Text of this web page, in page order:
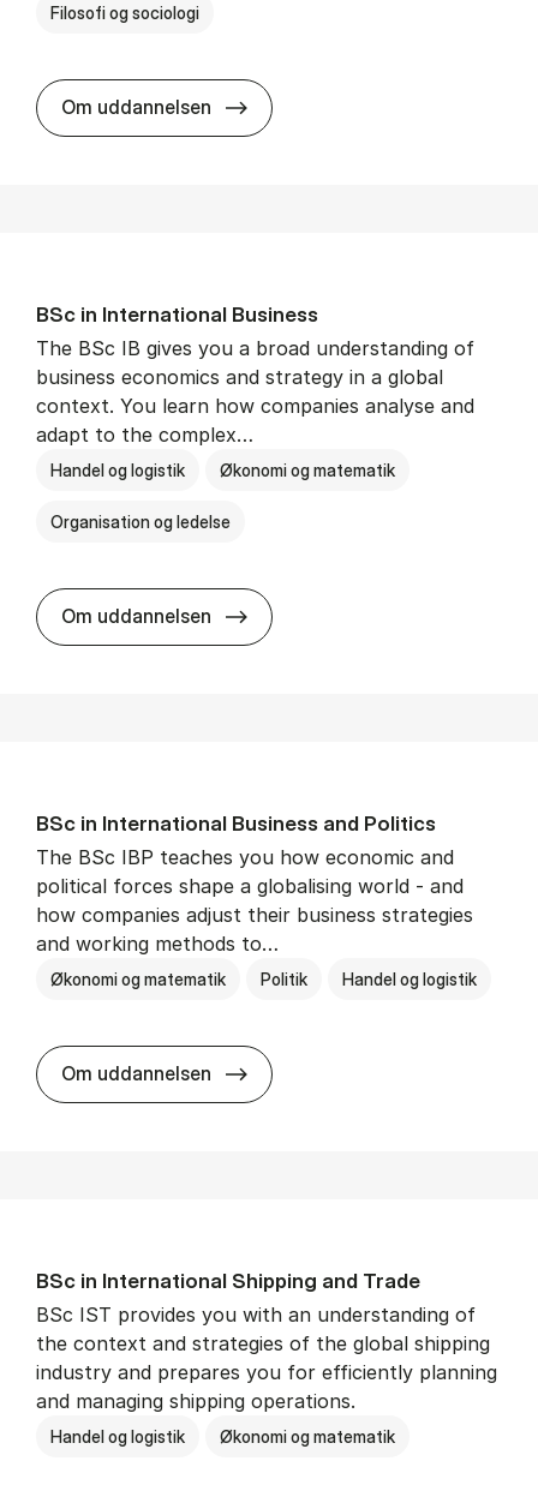
Filosofi og sociologi
Om uddannelsen BSc in Busi­ness Ad­min­is­tra­tion
BSc in In­ter­na­tion­al Busi­ness
The BSc IB gives you a broad understanding of
business economics and strategy in a global
context. You learn how companies analyse and
adapt to the complex…
Handel og logistik Økonomi og matematik
Organisation og ledelse
Om uddannelsen BSc in In­ter­na­tion­al Busi­ness
BSc in In­ter­na­tion­al Busi­ness and Polit­ics
The BSc IBP teaches you how economic and
political forces shape a globalising world - and
how companies adjust their business strategies
and working methods to…
Økonomi og matematik Politik Handel og logistik
Om uddannelsen BSc in In­ter­na­tion­al Busi­ness
BSc in In­ter­na­tion­al Ship­ping and Trade
BSc IST provides you with an understanding of
the context and strategies of the global shipping
industry and prepares you for efficiently planning
and managing shipping operations.
Handel og logistik Økonomi og matematik